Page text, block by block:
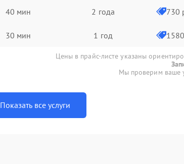
40 мин 2 года 730
30 мин 1 год
Цены в прайс-листе указаны
Мы проверим ваше
Показать все услуги